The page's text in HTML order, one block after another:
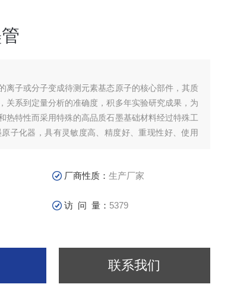
离子或分子变成待测元素基态原子的核心部件，其质
关系到定量分析的准确度，积多年实验研究成果，为
热特性而采用特殊的高品质石墨基础材料经过特殊工
子化器，具有灵敏度高、精度好、重现性好、使用
厂商性质：生产厂家
访 问 量： 5379
联系我们